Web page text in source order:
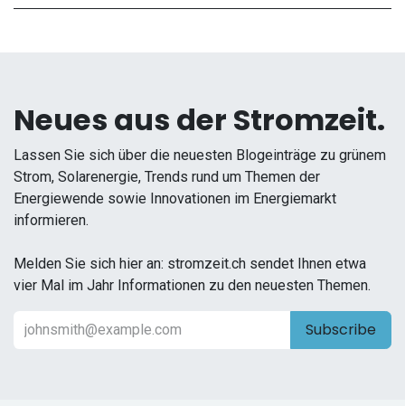
Neues aus der Stromzeit.
Lassen Sie sich über die neuesten Blogeinträge zu grünem
Strom, Solarenergie, Trends rund um Themen der
Energiewende sowie Innovationen im Energiemarkt
informieren.
Melden Sie sich hier an: stromzeit.ch sendet Ihnen etwa
vier Mal im Jahr Informationen zu den neuesten Themen.
Subscribe